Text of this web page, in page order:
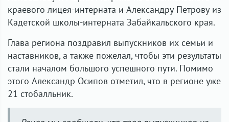
краевого лицея-интерната и Александру Петрову из
Кадетской школы-интерната Забайкальского края.
Глава региона поздравил выпускников их семьи и
наставников, а также пожелал, чтобы эти результаты
стали началом большого успешного пути. Помимо
этого Александр Осипов отметил, что в регионе уже
21 стобалльник.